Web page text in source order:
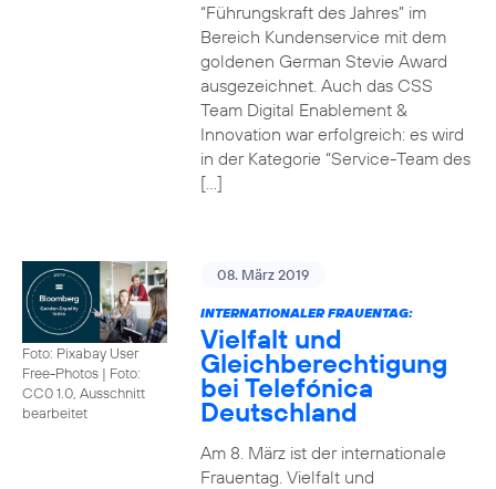
“Führungskraft des Jahres” im
Bereich Kundenservice mit dem
goldenen German Stevie Award
ausgezeichnet. Auch das CSS
Team Digital Enablement &
Innovation war erfolgreich: es wird
in der Kategorie “Service-Team des
[…]
Foto: Pixabay User
Free-Photos | Foto:
CC0 1.0, Ausschnitt
bearbeitet
08. März 2019
INTERNATIONALER FRAUENTAG:
Vielfalt und
Gleichberechtigung
bei Telefónica
Deutschland
Am 8. März ist der internationale
Frauentag. Vielfalt und